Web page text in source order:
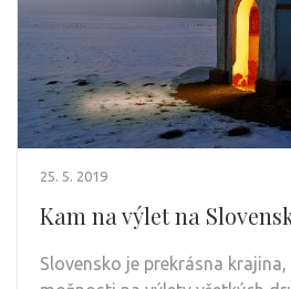
25. 5. 2019
Kam na výlet na
Slovensko je prekrásna